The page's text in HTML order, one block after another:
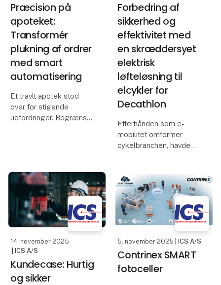
Præcision på
apoteket:
Transformér
plukning af ordrer
med smart
automatisering
Et travlt apotek stod
over for stigende
udfordringer. Begrænset
teamet. Manuel
opbevaring og plukning
af ordrer v
Forbedring af
sikkerhed og
effektivitet med
en skræddersyet
elektrisk
løfteløsning til
elcykler for
Decathlon
Efterhånden som e-
mobilitet omformer
cykelbranchen, havde
effektiv måde at
servicere stadig tungere
elcykler og ladcykler i
virksomhedens
værksteder verden ov
14. november 2025
| ICS A/S
Kundecase: Hurtig
og sikker
5. november 2025 | ICS A/S
Contrinex SMART
fotoceller